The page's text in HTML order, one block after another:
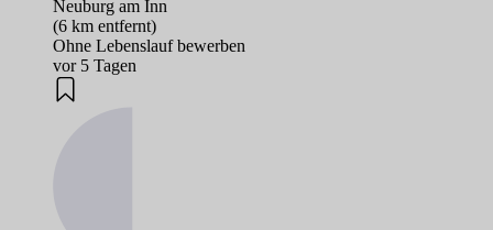
Neuburg am Inn
(6 km entfernt)
Ohne Lebenslauf bewerben
vor 5 Tagen